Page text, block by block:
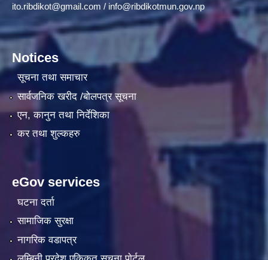
ito.ribdikot@gmail.com / info@ribdikotmun.gov.np
Notices
सूचना तथा समाचार
सार्वजनिक खरीद /बोलपत्र सूचना
एन, कानुन तथा निर्देशिका
कर तथा शुल्कहरु
eGov services
घटना दर्ता
सामाजिक सुरक्षा
नागरिक वडापत्र